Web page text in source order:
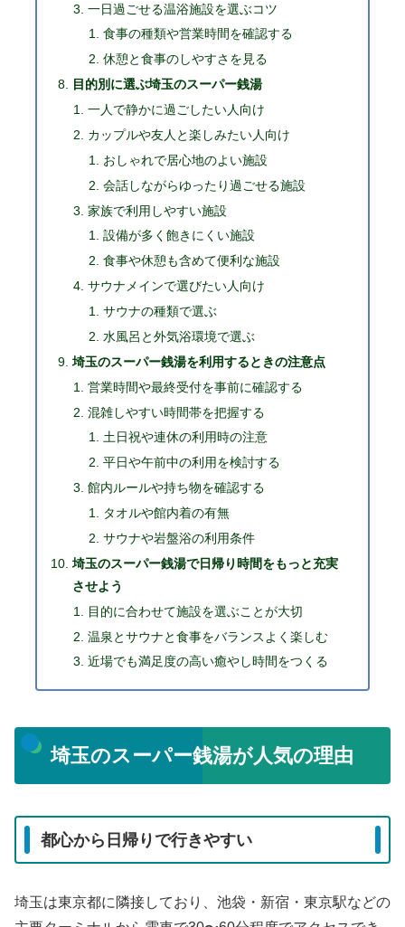
一日過ごせる温浴施設を選ぶコツ
食事の種類や営業時間を確認する
休憩と食事のしやすさを見る
目的別に選ぶ埼玉のスーパー銭湯
一人で静かに過ごしたい人向け
カップルや友人と楽しみたい人向け
おしゃれで居心地のよい施設
会話しながらゆったり過ごせる施設
家族で利用しやすい施設
設備が多く飽きにくい施設
食事や休憩も含めて便利な施設
サウナメインで選びたい人向け
サウナの種類で選ぶ
水風呂と外気浴環境で選ぶ
埼玉のスーパー銭湯を利用するときの注意点
営業時間や最終受付を事前に確認する
混雑しやすい時間帯を把握する
土日祝や連休の利用時の注意
平日や午前中の利用を検討する
館内ルールや持ち物を確認する
タオルや館内着の有無
サウナや岩盤浴の利用条件
埼玉のスーパー銭湯で日帰り時間をもっと充実
させよう
目的に合わせて施設を選ぶことが大切
温泉とサウナと食事をバランスよく楽しむ
近場でも満足度の高い癒やし時間をつくる
埼玉のスーパー銭湯が人気の理由
都心から日帰りで行きやすい
埼玉は東京都に隣接しており、池袋・新宿・東京駅などの